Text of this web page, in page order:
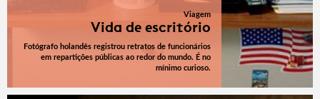
Viagem
Vida de escritório
Fotógrafo holandês registrou retratos de funcionários
em repartições públicas ao redor do mundo. É no
mínimo curioso.